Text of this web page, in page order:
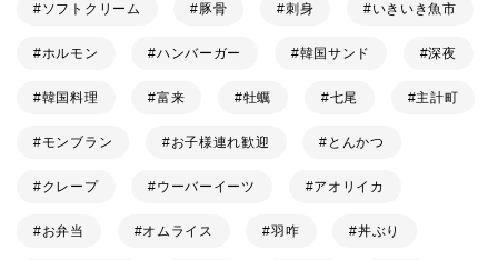
ソフトクリーム 豚骨 刺身 いきいき魚市
ホルモン ハンバーガー 韓国サンド 深夜
韓国料理 富来 牡蠣 七尾 主計町
モンブラン お子様連れ歓迎 とんかつ
クレープ ウーバーイーツ アオリイカ
お弁当 オムライス 羽咋 丼ぶり